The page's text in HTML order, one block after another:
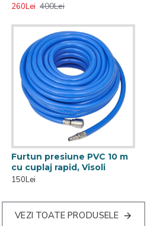
260Lei 400Lei
Furtun presiune PVC 10 m
cu cuplaj rapid, Visoli
150Lei
VEZI TOATE PRODUSELE